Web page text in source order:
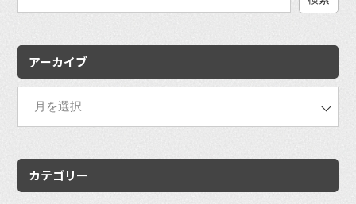
アーカイブ
カテゴリー